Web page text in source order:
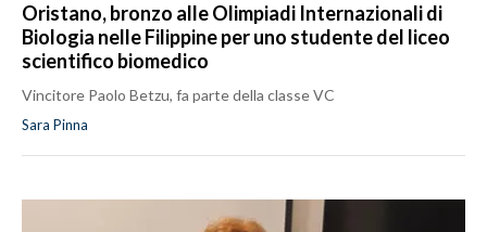
Oristano, bronzo alle Olimpiadi Internazionali di
Biologia nelle Filippine per uno studente del liceo
scientifico biomedico
Vincitore Paolo Betzu, fa parte della classe VC
Sara Pinna